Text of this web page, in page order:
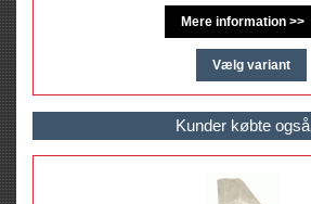
Kunder købte også